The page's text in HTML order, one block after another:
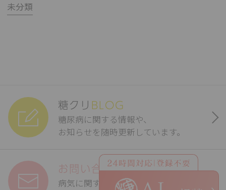
未分類
糖クリ BLOG
糖尿病に関する情報や、
お知らせを随時更新しています。
お問い合わせフォーム
病気に関するご相談を